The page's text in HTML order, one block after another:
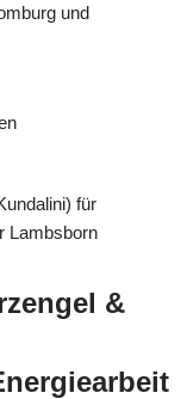
und
für
Lambsborn
&